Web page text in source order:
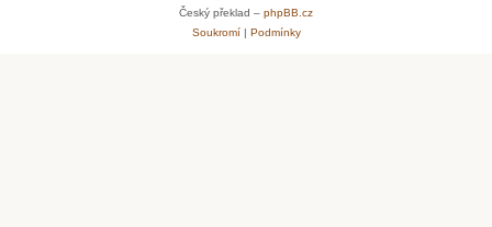
Český překlad – phpBB.cz
Soukromí| Podmínky